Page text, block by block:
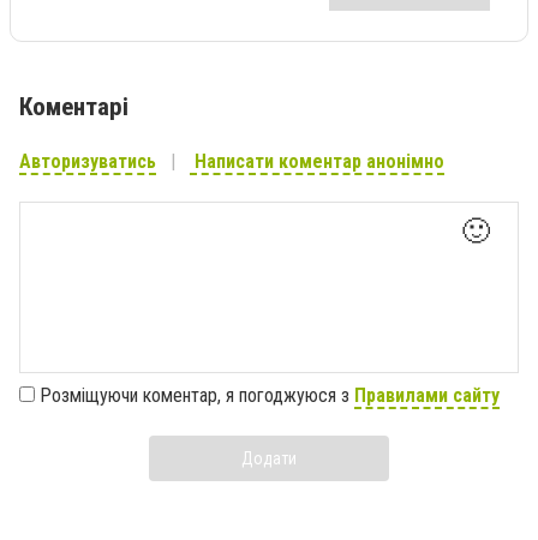
Коментарі
Авторизуватись Написати коментар анонімно
🙂
Розміщуючи коментар, я погоджуюся з Правилами сайту
Додати